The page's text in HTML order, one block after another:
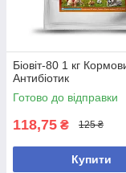
Біовіт-80 1 кг
Антибіотик
Готово до відправки
118,75 ₴ 125 ₴
Купити